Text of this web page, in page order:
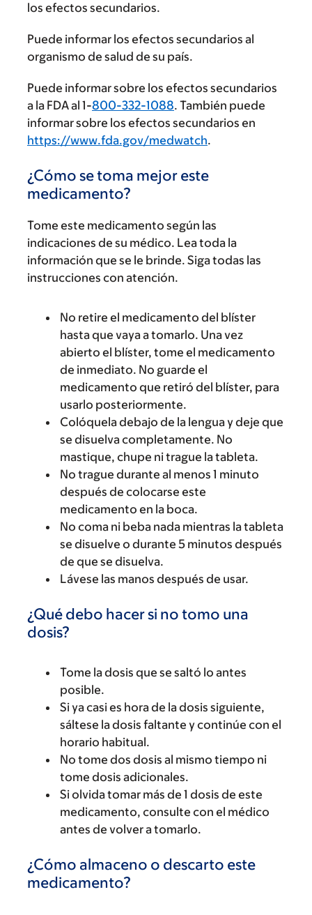
los efectos secundarios.
Puede informar los efectos secundarios al
organismo de salud de su país.
Puede informar sobre los efectos secundarios
a la FDA al 1-800-332-1088. También puede
informar sobre los efectos secundarios en
https://www.fda.gov/medwatch.
¿Cómo se toma mejor este
medicamento?
Tome este medicamento según las
indicaciones de su médico. Lea toda la
información que se le brinde. Siga todas las
instrucciones con atención.
No retire el medicamento del blíster
hasta que vaya a tomarlo. Una vez
abierto el blíster, tome el medicamento
de inmediato. No guarde el
medicamento que retiró del blíster, para
usarlo posteriormente.
Colóquela debajo de la lengua y deje que
se disuelva completamente. No
mastique, chupe ni trague la tableta.
No trague durante al menos 1 minuto
después de colocarse este
medicamento en la boca.
No coma ni beba nada mientras la tableta
se disuelve o durante 5 minutos después
de que se disuelva.
Lávese las manos después de usar.
¿Qué debo hacer si no tomo una
dosis?
Tome la dosis que se saltó lo antes
posible.
Si ya casi es hora de la dosis siguiente,
sáltese la dosis faltante y continúe con el
horario habitual.
No tome dos dosis al mismo tiempo ni
tome dosis adicionales.
Si olvida tomar más de 1 dosis de este
medicamento, consulte con el médico
antes de volver a tomarlo.
¿Cómo almaceno o descarto este
medicamento?